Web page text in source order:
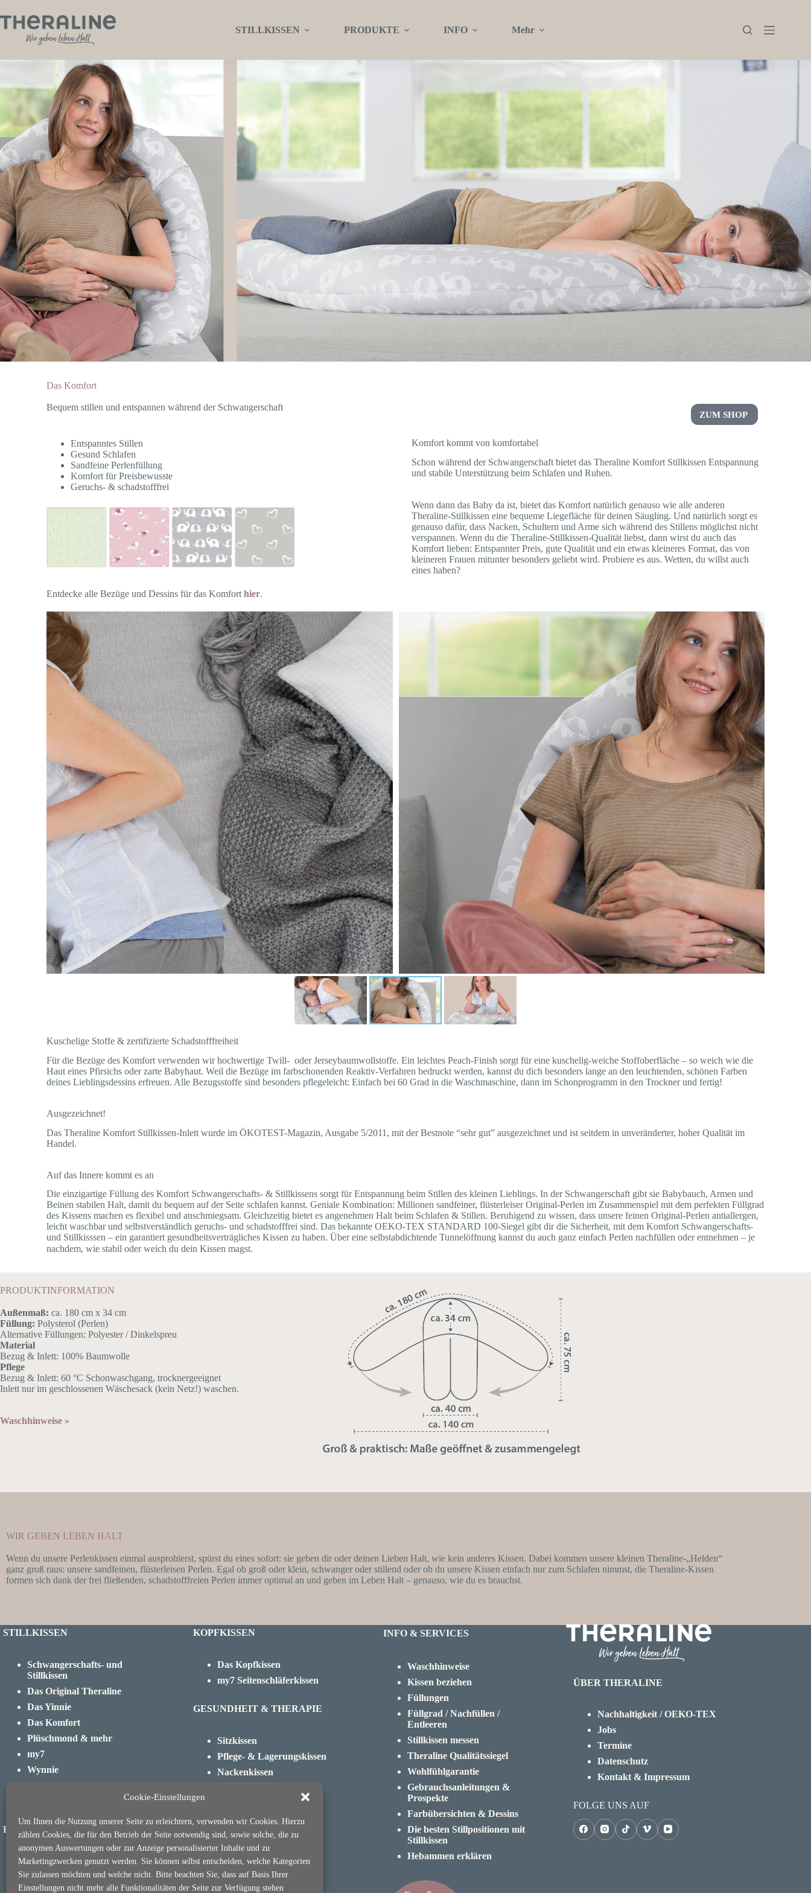
Cookie-Einstellungen
Um Ihnen die Nutzung unserer Seite zu erleichtern, verwenden wir Cookies. Hierzu
zählen Cookies, die für den Betrieb der Seite notwendig sind, sowie solche, die zu
anonymen Auswertungen oder zur Anzeige personalisierter Inhalte und zu
Marketingzwecken genutzt werden. Sie können selbst entscheiden, welche Kategorien
Sie zulassen möchten und welche nicht. Bitte beachten Sie, dass auf Basis Ihrer
Einstellungen nicht mehr alle Funktionalitäten der Seite zur Verfügung stehen
STILLKISSEN PRODUKTE INFO Mehr
Das Komfort
Bequem stillen und entspannen während der Schwangerschaft
ZUM SHOP
Entspanntes Stillen
Gesund Schlafen
Sandfeine Perlenfüllung
Komfort für Preisbewusste
Geruchs- & schadstofffrei
Entdecke alle Bezüge und Dessins für das Komforthier.
Komfort kommt von komfortabel
Schon während der Schwangerschaft bietet das Theraline Komfort Stillkissen Entspannung
und stabile Unterstützung beim Schlafen und Ruhen.
Wenn dann das Baby da ist, bietet das Komfort natürlich genauso wie alle anderen
Theraline-Stillkissen eine bequeme Liegefläche für deinen Säugling. Und natürlich sorgt es
genauso dafür, dass Nacken, Schultern und Arme sich während des Stillens möglichst nicht
verspannen. Wenn du die Theraline-Stillkissen-Qualität liebst, dann wirst du auch das
Komfort lieben: Entspannter Preis, gute Qualität und ein etwas kleineres Format, das von
kleineren Frauen mitunter besonders geliebt wird. Probiere es aus. Wetten, du willst auch
eines haben?
Kuschelige Stoffe & zertifizierte Schadstofffreiheit
Für die Bezüge des Komfort verwenden wir hochwertige Twill- oder Jerseybaumwollstoffe. Ein leichtes Peach-Finish sorgt für eine kuschelig-weiche Stoffoberfläche – so weich wie die
Haut eines Pfirsichs oder zarte Babyhaut. Weil die Bezüge im farbschonenden Reaktiv-Verfahren bedruckt werden, kannst du dich besonders lange an den leuchtenden, schönen Farben
deines Lieblingsdessins erfreuen. Alle Bezugsstoffe sind besonders pflegeleicht: Einfach bei 60 Grad in die Waschmaschine, dann im Schonprogramm in den Trockner und fertig!
Ausgezeichnet!
Das Theraline Komfort Stillkissen-Inlett wurde im ÖKOTEST-Magazin, Ausgabe 5/2011, mit der Bestnote “sehr gut” ausgezeichnet und ist seitdem in unveränderter, hoher Qualität im
Handel.
Auf das Innere kommt es an
Die einzigartige Füllung des Komfort Schwangerschafts- & Stillkissens sorgt für Entspannung beim Stillen des kleinen Lieblings. In der Schwangerschaft gibt sie Babybauch, Armen und
Beinen stabilen Halt, damit du bequem auf der Seite schlafen kannst. Geniale Kombination: Millionen sandfeiner, flüsterleiser Original-Perlen im Zusammenspiel mit dem perfekten Füllgrad
des Kissens machen es flexibel und anschmiegsam. Gleichzeitig bietet es angenehmen Halt beim Schlafen & Stillen. Beruhigend zu wissen, dass unsere feinen Original-Perlen antiallergen,
leicht waschbar und selbstverständlich geruchs- und schadstofffrei sind. Das bekannte OEKO-TEX STANDARD 100-Siegel gibt dir die Sicherheit, mit dem Komfort Schwangerschafts-
und Stillkisssen – ein garantiert gesundheitsverträgliches Kissen zu haben. Über eine selbstabdichtende Tunnelöffnung kannst du auch ganz einfach Perlen nachfüllen oder entnehmen – je
nachdem, wie stabil oder weich du dein Kissen magst.
PRODUKTINFORMATION
Außenmaß: ca. 180 cm x 34 cm
Füllung: Polysterol (Perlen)
Alternative Füllungen: Polyester / Dinkelspreu
Material
Bezug & Inlett: 100% Baumwolle
Pflege
Bezug & Inlett: 60 °C Schonwaschgang, trocknergeeignet
Inlett nur im geschlossenen Wäschesack (kein Netz!) waschen.
Waschhinweise »
WIR GEBEN LEBEN HALT
Wenn du unsere Perlenkissen einmal ausprobierst, spürst du eines sofort: sie geben dir oder deinen Lieben Halt, wie kein anderes Kissen. Dabei kommen unsere kleinen Theraline-„Helden“
ganz groß raus: unsere sandfeinen, flüsterleisen Perlen. Egal ob groß oder klein, schwanger oder stillend oder ob du unsere Kissen einfach nur zum Schlafen nimmst, die Theraline-Kissen
formen sich dank der frei fließenden, schadstofffreien Perlen immer optimal an und geben im Leben Halt – genauso, wie du es brauchst.
STILLKISSEN
Schwangerschafts- und
Stillkissen
Das Original Theraline
Das Yinnie
Das Komfort
Plüschmond & mehr
my7
Wynnie
Stillrolle
Dodo & Dodo Premium
BABY & KIND
Babykopfkissen
Kinderkopfkissen
KOPFKISSEN
Das Kopfkissen
my7 Seitenschläferkissen
GESUNDHEIT & THERAPIE
Sitzkissen
Pflege- & Lagerungskissen
Nackenkissen
HOME & LIVING
Soul Pillow
Sitzsäcke
INFO & SERVICES
Waschhinweise
Kissen beziehen
Füllungen
Füllgrad / Nachfüllen /
Entleeren
Stillkissen messen
Theraline Qualitätssiegel
Wohlfühlgarantie
Gebrauchsanleitungen &
Prospekte
Farbübersichten & Dessins
Die besten Stillpositionen mit
Stillkissen
Hebammen erklären
ÜBER THERALINE
Nachhaltigkeit / OEKO-TEX
Jobs
Termine
Datenschutz
Kontakt & Impressum
FOLGE UNS AUF